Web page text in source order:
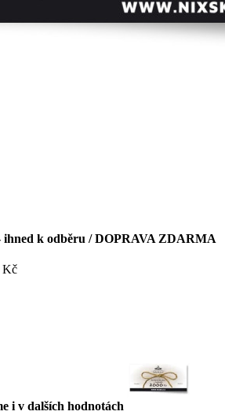
ihned k odběru / DOPRAVA ZDARMA
Kč
i v dalších hodnotách